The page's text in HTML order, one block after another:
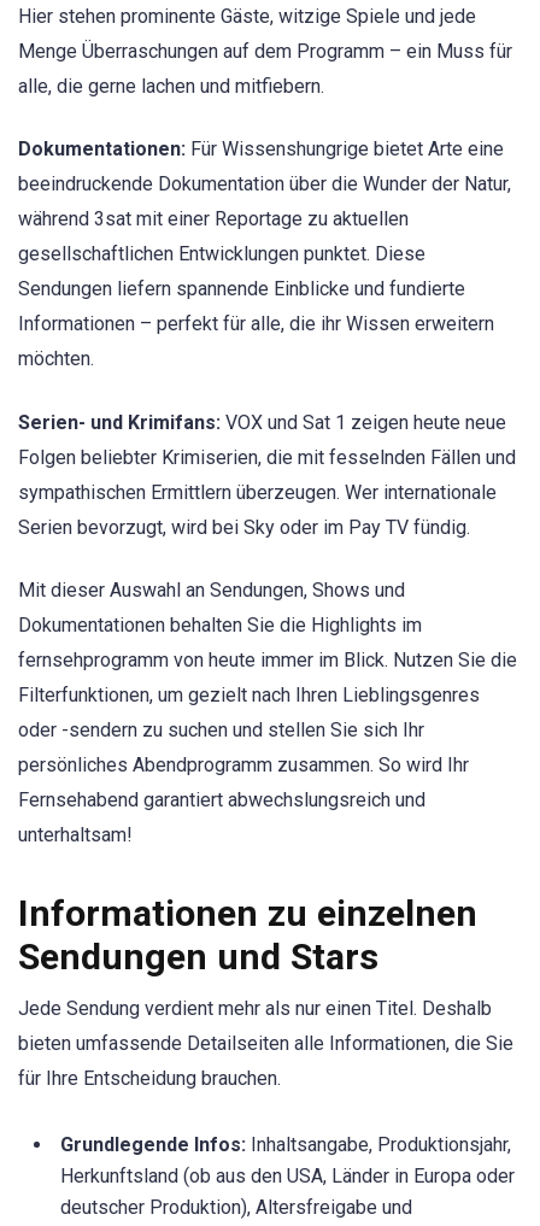
Hier stehen prominente Gäste, witzige Spiele und jede
Menge Überraschungen auf dem Programm – ein Muss für
alle, die gerne lachen und mitfiebern.
Dokumentationen: Für Wissenshungrige bietet Arte eine
beeindruckende Dokumentation über die Wunder der Natur,
während 3sat mit einer Reportage zu aktuellen
gesellschaftlichen Entwicklungen punktet. Diese
Sendungen liefern spannende Einblicke und fundierte
Informationen – perfekt für alle, die ihr Wissen erweitern
möchten.
Serien- und Krimifans: VOX und Sat 1 zeigen heute neue
Folgen beliebter Krimiserien, die mit fesselnden Fällen und
sympathischen Ermittlern überzeugen. Wer internationale
Serien bevorzugt, wird bei Sky oder im Pay TV fündig.
Mit dieser Auswahl an Sendungen, Shows und
Dokumentationen behalten Sie die Highlights im
fernsehprogramm von heute immer im Blick. Nutzen Sie die
Filterfunktionen, um gezielt nach Ihren Lieblingsgenres
oder -sendern zu suchen und stellen Sie sich Ihr
persönliches Abendprogramm zusammen. So wird Ihr
Fernsehabend garantiert abwechslungsreich und
unterhaltsam!
Informationen zu einzelnen
Sendungen und Stars
Jede Sendung verdient mehr als nur einen Titel. Deshalb
bieten umfassende Detailseiten alle Informationen, die Sie
für Ihre Entscheidung brauchen.
Grundlegende Infos: Inhaltsangabe, Produktionsjahr,
Herkunftsland (ob aus den USA, Länder in Europa oder
deutscher Produktion), Altersfreigabe und